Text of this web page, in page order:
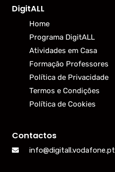
DigitALL
Home
Programa DigitALL
Atividades em Casa
Formação Professores
Política de Privacidade
Termos e Condições
Política de Cookies
Contactos
info@digitall.vodafone.pt